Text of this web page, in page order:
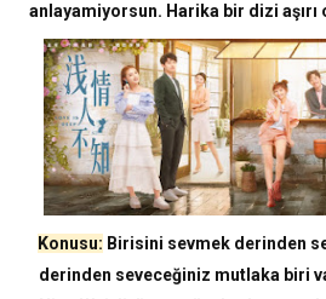
anlayamiyorsun. Harika bir dizi
Konusu: Birisini sevmek derinden
derinden seveceğiniz mutlaka biri